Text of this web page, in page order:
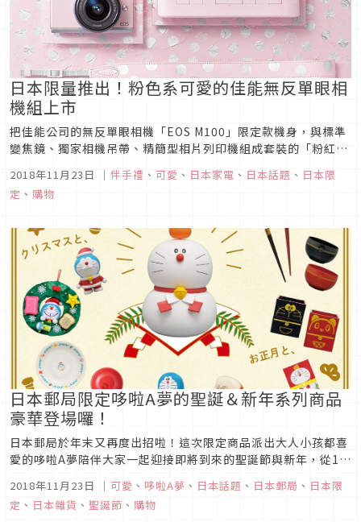
日本限量推出！粉色系可愛的佳能無反單眼相
機組上市
把佳能公司的無反單眼相機「EOS M100」限定款機身，與標準
變焦鏡、獨家相機吊帶、精簡型相片列印機組成套裝的「粉紅限
的大家，超可愛的粉色機身，不買嗎？
2018年11月23日 ｜ 伴手禮 、 可愛 、 日本家電 、 日本話題 、 日本限
定 、 購物
日本郵局限定哆啦A夢的聖誕＆新年系列商品
豪華登場囉！
日本郵局於年末又再度出招啦！這次限定商品派出大人小孩都喜
愛的哆啦A夢陪伴大家一起迎接即將到來的聖誕節與新年，從11
心過聖誕 新年」系列，依照以往經驗肯定又會掀起一波搶購熱
潮，有意願想入手的朋友手腳可要快一點囉！
2018年11月23日 ｜ 可愛 、 哆啦A夢 、 日本話題 、 日本郵局 、 日本限
定 、 日本雜貨 、 聖誕節 、 購物